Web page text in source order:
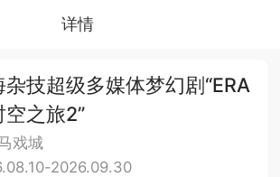
详情
杂技超级多媒体梦幻剧“ERA
之旅2”
戏城
2026.09.30